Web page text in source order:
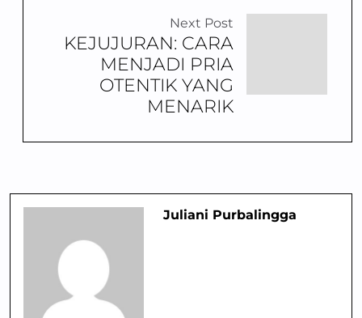
Next Post
KEJUJURAN: CARA
MENJADI PRIA
OTENTIK YANG
MENARIK
Juliani Purbalingga